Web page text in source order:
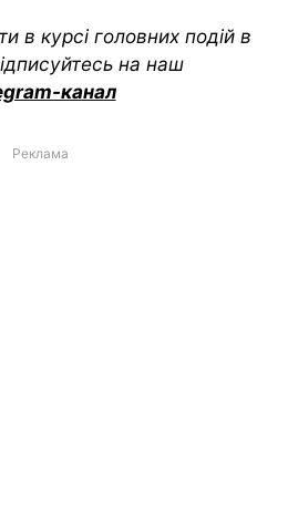
в курсі головних подій в
на наш
канал
Реклама